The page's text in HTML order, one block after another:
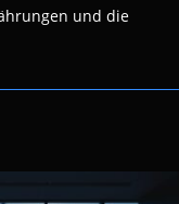
und die